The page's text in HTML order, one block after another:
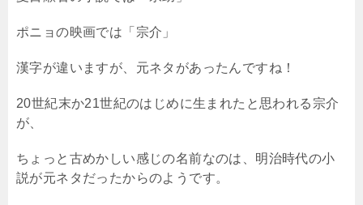
ポニョの映画では「宗介」
漢字が違いますが、元ネタがあったんですね！
20世紀末か21世紀のはじめに生まれたと思われる宗介
が、
ちょっと古めかしい感じの名前なのは、明治時代の小
説が元ネタだったからのようです。